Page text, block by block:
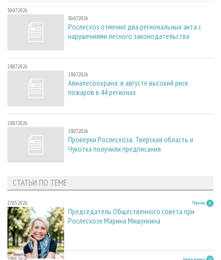
30.07.2026
30.07.2026
Рослесхоз отменил два региональных акта с
нарушениями лесного законодательства
28.07.2026
28.07.2026
Авиалесоохрана: в августе высокий риск
пожаров в 44 регионах
28.07.2026
28.07.2026
Проверки Рослесхоза: Тверская область и
Чукотка получили предписания
СТАТЬИ ПО ТЕМЕ
27.05.2026 Персона
Председатель Общественного совета при
Рослесхозе Марина Мишункина